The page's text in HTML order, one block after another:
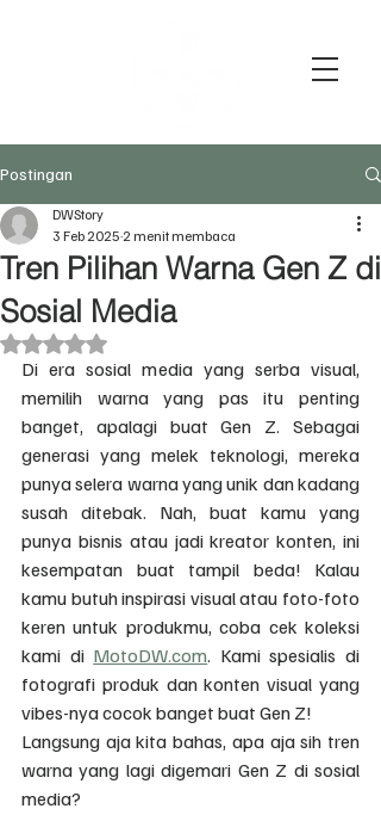
Postingan
Tren Pilihan Warna Gen Z di
Sosial Media
DWStory
3 Feb 2025 2 menit membaca
Dinilai NaN dari 5 bintang.
Di era sosial media yang serba visual,
memilih warna yang pas itu penting
banget, apalagi buat Gen Z. Sebagai
generasi yang melek teknologi, mereka
punya selera warna yang unik dan kadang
susah ditebak. Nah, buat kamu yang
punya bisnis atau jadi kreator konten, ini
kesempatan buat tampil beda! Kalau
kamu butuh inspirasi visual atau foto-foto
keren untuk produkmu, coba cek koleksi
kami di MotoDW.com. Kami spesialis di
fotografi produk dan konten visual yang
vibes-nya cocok banget buat Gen Z!
Langsung aja kita bahas, apa aja sih tren
warna yang lagi digemari Gen Z di sosial
media?